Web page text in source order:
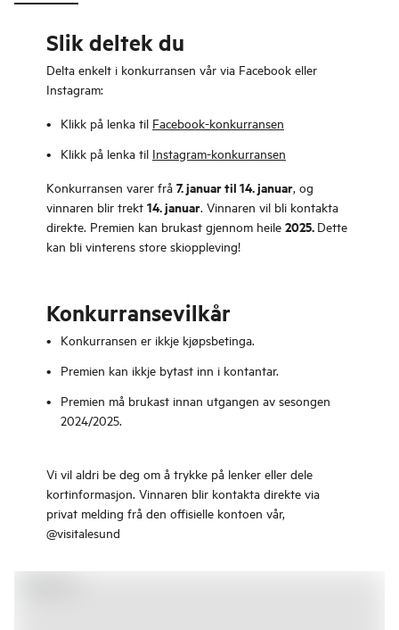
Slik deltek du
Delta enkelt i konkurransen vår via Facebook eller
Instagram:
Klikk på lenka til Facebook-konkurransen
Klikk på lenka til Instagram-konkurransen
Konkurransen varer frå 7. januar til 14. januar, og
vinnaren blir trekt 14. januar. Vinnaren vil bli kontakta
direkte. Premien kan brukast gjennom heile 2025. Dette
kan bli vinterens store skioppleving!
Konkurransevilkår
Konkurransen er ikkje kjøpsbetinga.
Premien kan ikkje bytast inn i kontantar.
Premien må brukast innan utgangen av sesongen
2024/2025.
Vi vil aldri be deg om å trykke på lenker eller dele
kortinformasjon. Vinnaren blir kontakta direkte via
privat melding frå den offisielle kontoen vår,
@visitalesund